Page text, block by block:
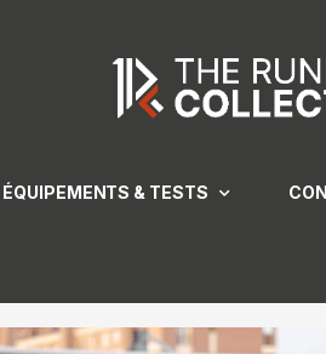
ÉQUIPEMENTS & TESTS